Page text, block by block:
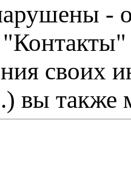
-
своих
вы также